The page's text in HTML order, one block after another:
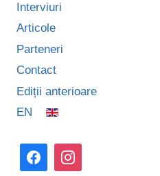
Interviuri
Articole
Parteneri
Contact
Ediții anterioare
EN